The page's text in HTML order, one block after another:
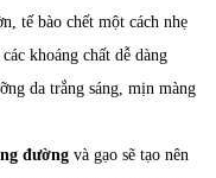
tế bào chết một cách nhẹ
khoáng chất dễ dàng
da trắng sáng, mịn màng
đường và gạo sẽ tạo nên